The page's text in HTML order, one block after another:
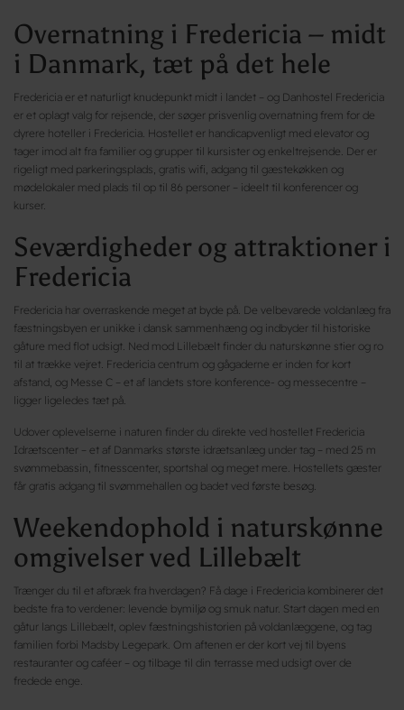
Overnatning i Fredericia – midt
i Danmark, tæt på det hele
Fredericia er et naturligt knudepunkt midt i landet – og Danhostel Fredericia
er et oplagt valg for rejsende, der søger prisvenlig overnatning frem for de
dyrere hoteller i Fredericia. Hostellet er handicapvenligt med elevator og
tager imod alt fra familier og grupper til kursister og enkeltrejsende. Der er
rigeligt med parkeringsplads, gratis wifi, adgang til gæstekøkken og
mødelokaler med plads til op til 86 personer – ideelt til konferencer og
kurser.
Seværdigheder og attraktioner i
Fredericia
Fredericia har overraskende meget at byde på. De velbevarede voldanlæg fra
fæstningsbyen er unikke i dansk sammenhæng og indbyder til historiske
gåture med flot udsigt. Ned mod Lillebælt finder du naturskønne stier og ro
til at trække vejret. Fredericia centrum og gågaderne er inden for kort
afstand, og Messe C – et af landets store konference- og messecentre –
ligger ligeledes tæt på.
Udover oplevelserne i naturen finder du direkte ved hostellet Fredericia
Idrætscenter – et af Danmarks største idrætsanlæg under tag – med 25 m
svømmebassin, fitnesscenter, sportshal og meget mere. Hostellets gæster
får gratis adgang til svømmehallen og badet ved første besøg.
Weekendophold i naturskønne
omgivelser ved Lillebælt
Trænger du til et afbræk fra hverdagen? Få dage i Fredericia kombinerer det
bedste fra to verdener: levende bymiljø og smuk natur. Start dagen med en
gåtur langs Lillebælt, oplev fæstningshistorien på voldanlæggene, og tag
familien forbi Madsby Legepark. Om aftenen er der kort vej til byens
restauranter og caféer – og tilbage til din terrasse med udsigt over de
fredede enge.